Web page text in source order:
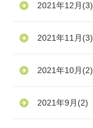
2021年12月 (3)
2021年11月 (3)
2021年10月 (2)
2021年9月 (2)